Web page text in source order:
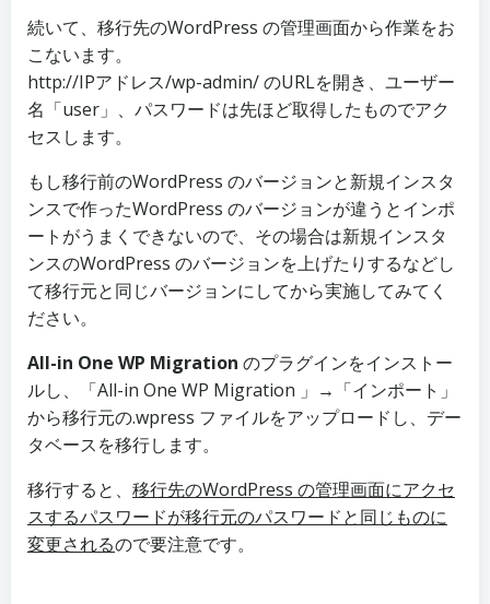
続いて、移行先のWordPress の管理画面から作業をお
こないます。
http://IPアドレス/wp-admin/ のURLを開き、ユーザー
名「user」、パスワードは先ほど取得したものでアク
セスします。
もし移行前のWordPress のバージョンと新規インスタ
ンスで作ったWordPress のバージョンが違うとインポ
ートがうまくできないので、その場合は新規インスタ
ンスのWordPress のバージョンを上げたりするなどし
て移行元と同じバージョンにしてから実施してみてく
ださい。
All-in One WP Migration のプラグインをインストー
ルし、「All-in One WP Migration 」→「インポート」
から移行元の.wpress ファイルをアップロードし、デー
タベースを移行します。
移行すると、 移行先のWordPress の管理画面にアクセ
スするパスワードが移行元のパスワードと同じものに
変更されるので要注意です。